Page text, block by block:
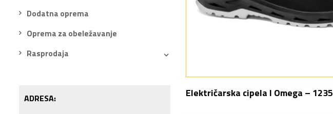
Dodatna oprema
Oprema za obeležavanje
Rasprodaja
ADRESA: Električarska cipela I Omega – 1235